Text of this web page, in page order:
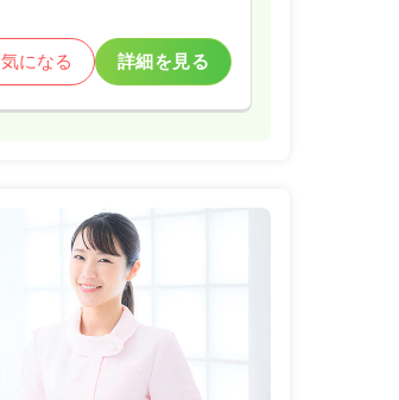
気になる 詳細を見る